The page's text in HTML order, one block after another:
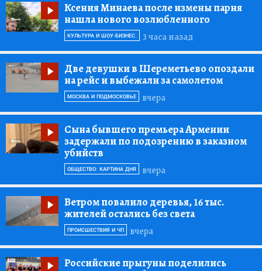
Ксения Минаева после измены парня
нашла нового возлюбленного
3 часа назад
КУЛЬТУРА И ШОУ-БИЗНЕС.
Две девушки в Шереметьево опоздали
на рейс и выбежали за самолетом
вчера
МОСКВА И ПОДМОСКОВЬЕ
Сына бывшего премьера Армении
задержали по подозрению в заказном
убийств
вчера
ОБЩЕСТВО: КАРТИНА ДНЯ
Ветром повалило деревья, 16 тыс.
жителей остались без света
вчера
ПРОИСШЕСТВИЯ И ЧП
Российские прыгуны поделились